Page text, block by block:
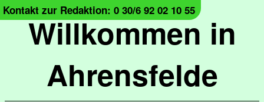
Willkommen in
Ahrensfelde
Kontakt zur Redaktion: 0 30/6 92 02 10 55